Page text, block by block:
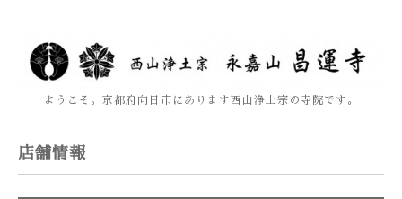
ようこそ。京都府向日市にあります西山浄土宗の寺院です。
店舗情報